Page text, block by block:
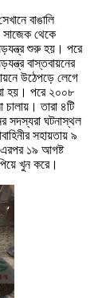
বাঙালি
থেকে
শুরু হয়। পরে
বাস্তবায়নের
উঠেপড়ে লেগে
হয়। পরে ২০০৮
চালায়। তারা ৪টি
সদস্যরা ঘটনাস্থল
সহায়তায় ৯
এরপর ১৯ আগষ্ট
খুন করে।